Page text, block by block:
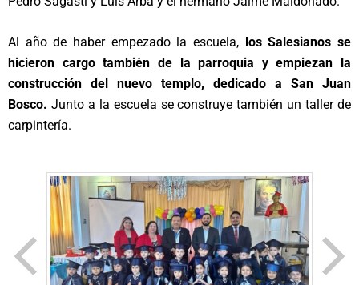
Al año de haber empezado la escuela, los Salesianos se
hicieron cargo también de la parroquia y empiezan la
construcción del nuevo templo, dedicado a San Juan
Bosco. Junto a la escuela se construye también un taller de
carpintería.